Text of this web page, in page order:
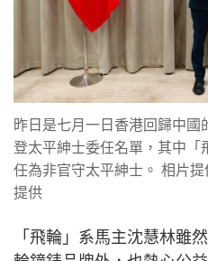
昨日是七月一日香港回歸中國
登太平紳士委任名單，其中「
任為非官守太平紳士。 相片
提供
「飛輪」系馬主沈慧林雖